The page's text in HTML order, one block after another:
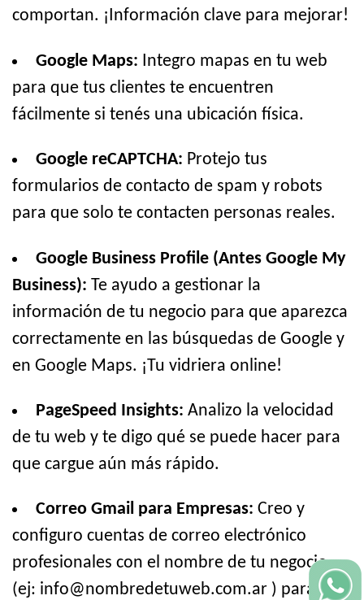
comportan. ¡Información clave para mejorar!
Google Maps: Integro mapas en tu web
para que tus clientes te encuentren
fácilmente si tenés una ubicación física.
Google reCAPTCHA: Protejo tus
formularios de contacto de spam y robots
para que solo te contacten personas reales.
Google Business Profile (Antes Google My
Business): Te ayudo a gestionar la
información de tu negocio para que aparezca
correctamente en las búsquedas de Google y
en Google Maps. ¡Tu vidriera online!
PageSpeed Insights: Analizo la velocidad
de tu web y te digo qué se puede hacer para
que cargue aún más rápido.
Correo Gmail para Empresas: Creo y
configuro cuentas de correo electrónico
profesionales con el nombre de tu negocio
(ej: info@nombredetuweb.com.ar ) para que